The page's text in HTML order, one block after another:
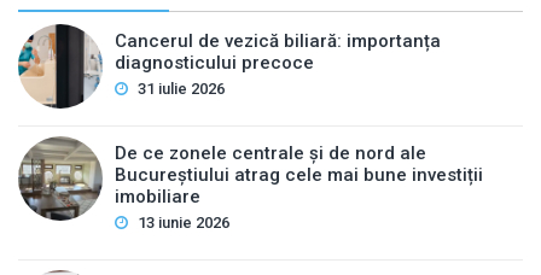
Cancerul de vezică biliară: importanța
diagnosticului precoce
31 iulie 2026
De ce zonele centrale și de nord ale
Bucureștiului atrag cele mai bune investiții
imobiliare
13 iunie 2026